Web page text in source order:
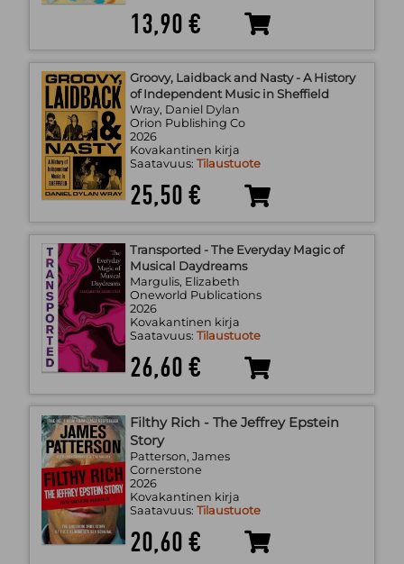
13,90 €
Groovy, Laidback and Nasty - A History
of Independent Music in Sheffield
Wray, Daniel Dylan
Orion Publishing Co
2026
Kovakantinen kirja
Saatavuus: Tilaustuote
25,50 €
Transported - The Everyday Magic of
Musical Daydreams
Margulis, Elizabeth
Oneworld Publications
2026
Kovakantinen kirja
Saatavuus: Tilaustuote
26,60 €
Filthy Rich - The Jeffrey Epstein
Story
Patterson, James
Cornerstone
2026
Kovakantinen kirja
Saatavuus: Tilaustuote
20,60 €